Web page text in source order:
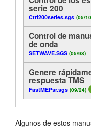
Tutorials
Soporte
Distribuidores
serie 200
Ctrl200series.sgs (05/
Control de
de onda
SETWAVE.SGS (05/98)
Genere
respuesta TMS
FastMEPsr.sgs (09/24)
Algunos de estos